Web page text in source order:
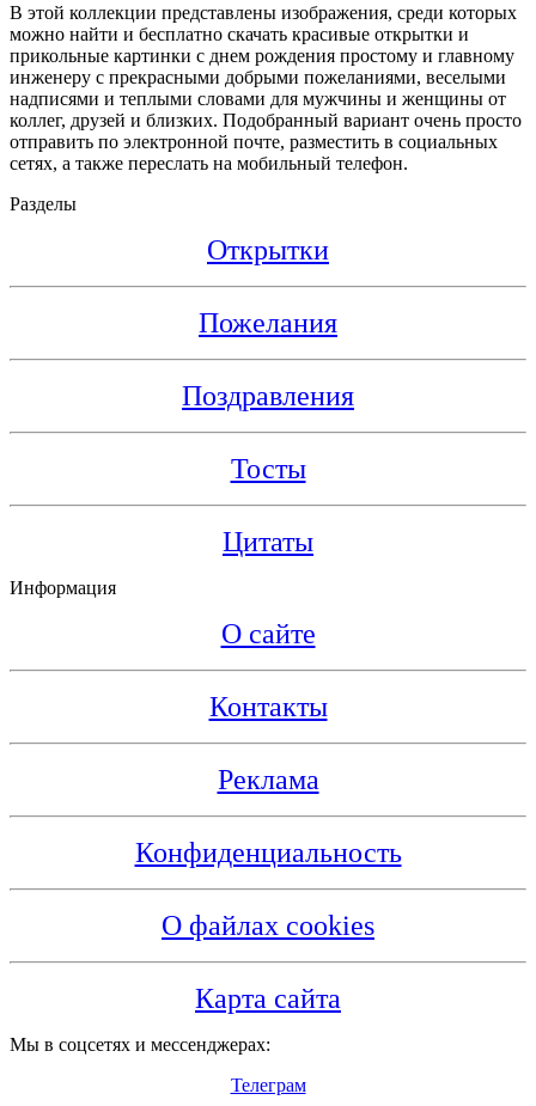
В этой коллекции представлены изображения, среди которых
можно найти и бесплатно скачать красивые открытки и
прикольные картинки с днем рождения простому и главному
инженеру с прекрасными добрыми пожеланиями, веселыми
надписями и теплыми словами для мужчины и женщины от
коллег, друзей и близких. Подобранный вариант очень просто
отправить по электронной почте, разместить в социальных
сетях, а также переслать на мобильный телефон.
Разделы
Открытки
Пожелания
Поздравления
Тосты
Цитаты
Информация
О сайте
Контакты
Реклама
Конфиденциальность
О файлах cookies
Карта сайта
Мы в соцсетях и мессенджерах:
Телеграм